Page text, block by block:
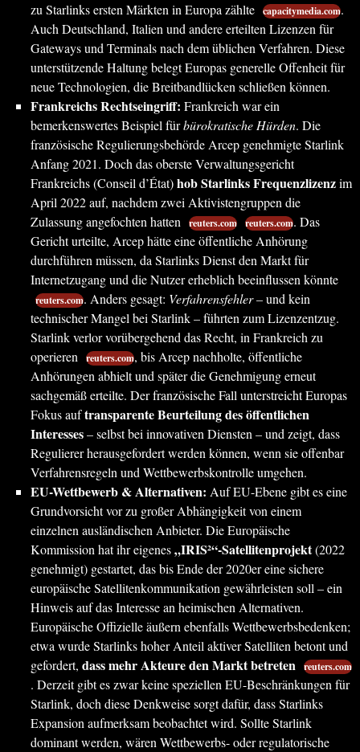
zu Starlinks ersten Märkten in Europa zählte capacitymedia.com.
Auch Deutschland, Italien und andere erteilten Lizenzen für
Gateways und Terminals nach dem üblichen Verfahren. Diese
unterstützende Haltung belegt Europas generelle Offenheit für
neue Technologien, die Breitbandlücken schließen können.
Frankreichs Rechtseingriff: Frankreich war ein
bemerkenswertes Beispiel fürbürokratische Hürden. Die
französische Regulierungsbehörde Arcep genehmigte Starlink
Anfang 2021. Doch das oberste Verwaltungsgericht
Frankreichs (Conseil d’État)hob Starlinks Frequenzlizenzim
April 2022 auf, nachdem zwei Aktivistengruppen die
Zulassung angefochten hatten reuters.com reuters.com. Das
Gericht urteilte, Arcep hätte eine öffentliche Anhörung
durchführen müssen, da Starlinks Dienst den Markt für
Internetzugang und die Nutzer erheblich beeinflussen könnte
reuters.com. Anders gesagt: Verfahrensfehler– und kein
technischer Mangel bei Starlink – führten zum Lizenzentzug.
Starlink verlor vorübergehend das Recht, in Frankreich zu
operieren reuters.com, bis Arcep nachholte, öffentliche
Anhörungen abhielt und später die Genehmigung erneut
sachgemäß erteilte. Der französische Fall unterstreicht Europas
Fokus auftransparente Beurteilung des öffentlichen
Interesses– selbst bei innovativen Diensten – und zeigt, dass
Regulierer herausgefordert werden können, wenn sie offenbar
Verfahrensregeln und Wettbewerbskontrolle umgehen.
EU-Wettbewerb & Alternativen: Auf EU-Ebene gibt es eine
Grundvorsicht vor zu großer Abhängigkeit von einem
einzelnen ausländischen Anbieter. Die Europäische
Kommission hat ihr eigenes„IRIS²“-Satellitenprojekt(2022
genehmigt) gestartet, das bis Ende der 2020er eine sichere
europäische Satellitenkommunikation gewährleisten soll – ein
Hinweis auf das Interesse an heimischen Alternativen.
Europäische Offizielle äußern ebenfalls Wettbewerbsbedenken;
etwa wurde Starlinks hoher Anteil aktiver Satelliten betont und
gefordert, dass mehr Akteure den Markt betreten reuters.com
. Derzeit gibt es zwar keine speziellen EU-Beschränkungen für
Starlink, doch diese Denkweise sorgt dafür, dass Starlinks
Expansion aufmerksam beobachtet wird. Sollte Starlink
dominant werden, wären Wettbewerbs- oder regulatorische